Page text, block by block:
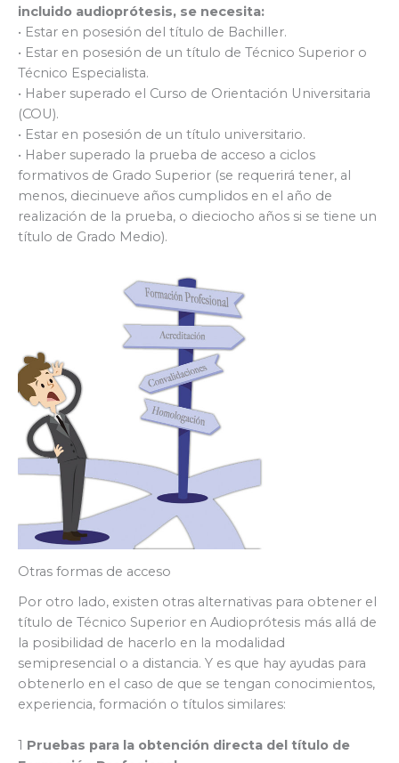
incluido audioprótesis, se necesita:
• Estar en posesión del título de Bachiller.
• Estar en posesión de un título de Técnico Superior o
Técnico Especialista.
• Haber superado el Curso de Orientación Universitaria
(COU).
• Estar en posesión de un título universitario.
• Haber superado la prueba de acceso a ciclos
formativos de Grado Superior (se requerirá tener, al
menos, diecinueve años cumplidos en el año de
realización de la prueba, o dieciocho años si se tiene un
título de Grado Medio).
Otras formas de acceso
Por otro lado, existen otras alternativas para obtener el
título de Técnico Superior en Audioprótesis más allá de
la posibilidad de hacerlo en la modalidad
semipresencial o a distancia. Y es que hay ayudas para
obtenerlo en el caso de que se tengan conocimientos,
experiencia, formación o títulos similares:
1 Pruebas para la obtención directa del título de